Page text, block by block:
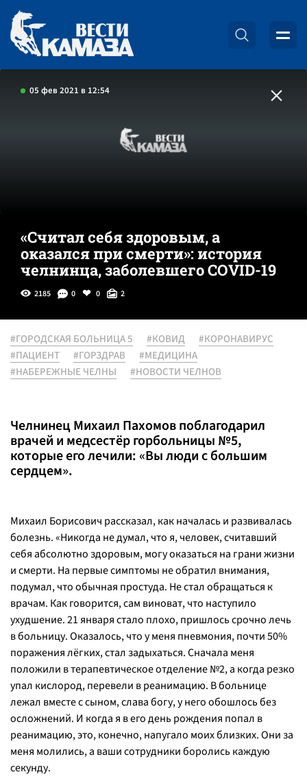
05 фев 2021 в 12:54
«Считал себя здоровым, а
оказался при смерти»: история
челнинца, заболевшего COVID-19
2185 0 0 2
#ГОРОДСКАЯ БОЛЬНИЦА 5 #КОВИД
#КОРОНАВИРУС
#ПАЦИЕНТ
#ГОРЗДРАВ
#МЕДИЦИНА
#НАБЕРЕЖНЫЕ ЧЕЛНЫ
#НОВОСТИ ЧЕЛНОВ
Челнинец Михаил Пахомов поблагодарил
врачей и медсестёр горбольницы №5,
которые его лечили: «Вы люди с большим
сердцем».
Михаил Борисович рассказал, как началась и развивалась
болезнь.«Никогда не думал, что я, человек, считавший
себя абсолютно здоровым, могу оказаться на грани жизни
и смерти. На первые симптомы не обратил внимания,
подумал, что обычная простуда. Не стал обращаться к
врачам. Как говорится, сам виноват, что наступило
ухудшение. 21 января стало плохо, пришлось срочно лечь
в больницу. Оказалось, что у меня пневмония, почти 50%
поражения лёгких, стал задыхаться. Сначала меня
положили в терапевтическое отделение №2, а когда резко
упал кислород, перевели в реанимацию. В больнице
лежал вместе с сыном, слава богу, у него обошлось без
осложнений. И когда я в его день рождения попал в
реанимацию, это, конечно, напугало моих близких. Они за
меня молились, а ваши сотрудники боролись каждую
секунду.